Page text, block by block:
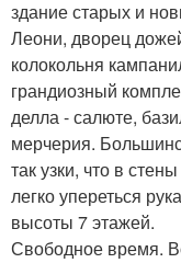
здание старых и
Леони, дворец
колокольня
грандиозный
делла - салюте,
мерчерия.
так узки, что в
легко упереться
высоты 7 этажей.
Свободное время.